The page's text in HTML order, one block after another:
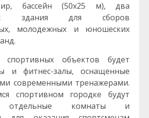
бассейн (50х25 м), два
здания для сборов
молодежных и юношеских
объектов будет
и фитнес-залы, оснащенные
современными тренажерами.
спортивном городке будут
отдельные комнаты и